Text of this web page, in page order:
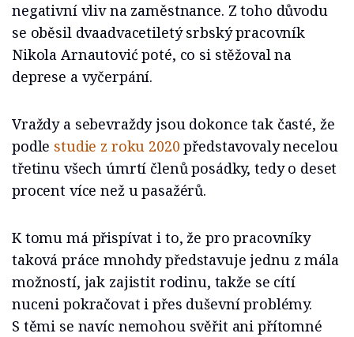
negativní vliv na zaměstnance. Z toho důvodu
se oběsil dvaadvacetiletý srbský pracovník
Nikola Arnautović poté, co si stěžoval na
deprese a vyčerpání.
Vraždy a sebevraždy jsou dokonce tak časté, že
podle studie z roku 2020 představovaly necelou
třetinu všech úmrtí členů posádky, tedy o deset
procent více než u pasažérů.
K tomu má přispívat i to, že pro pracovníky
taková práce mnohdy představuje jednu z mála
možností, jak zajistit rodinu, takže se cítí
nuceni pokračovat i přes duševní problémy.
S těmi se navíc nemohou svěřit ani přítomné